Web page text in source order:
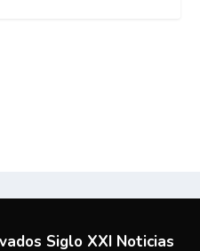
Siglo XXI Noticias